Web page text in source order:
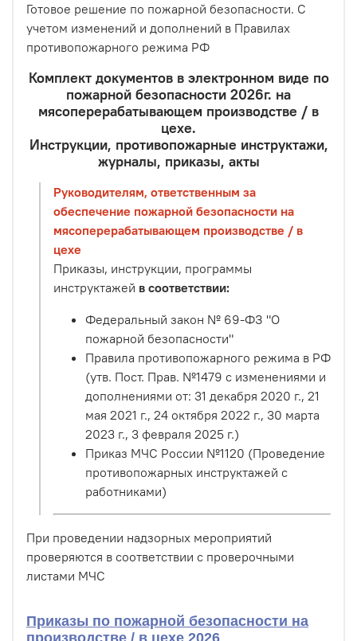
Готовое решение по пожарной безопасности. С
учетом изменений и дополнений в Правилах
противопожарного режима РФ
Комплект документов в электронном виде по
пожарной безопасности 2026г. на
мясоперерабатывающем производстве / в
цехе.
Инструкции, противопожарные инструктажи,
журналы, приказы, акты
Руководителям, ответственным за
обеспечение пожарной безопасности на
мясоперерабатывающем производстве / в
цехе
Приказы, инструкции, программы
инструктажей в соответствии:
Федеральный закон № 69-ФЗ "О
пожарной безопасности"
Правила противопожарного режима в РФ
(утв. Пост. Прав. №1479 с изменениями и
дополнениями от: 31 декабря 2020 г., 21
мая 2021 г., 24 октября 2022 г., 30 марта
2023 г., 3 февраля 2025 г.)
Приказ МЧС России №1120 (Проведение
противопожарных инструктажей с
работниками)
При проведении надзорных мероприятий
проверяются в соответствии с проверочными
листами МЧС
Приказы по пожарной безопасности на